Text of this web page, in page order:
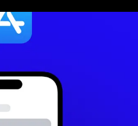
Doporučené články